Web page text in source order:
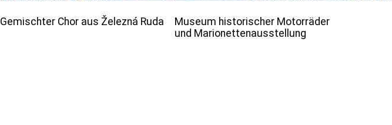
Gemischter Chor aus Železná Ruda
Museum historischer Motorräder
und Marionettenausstellung